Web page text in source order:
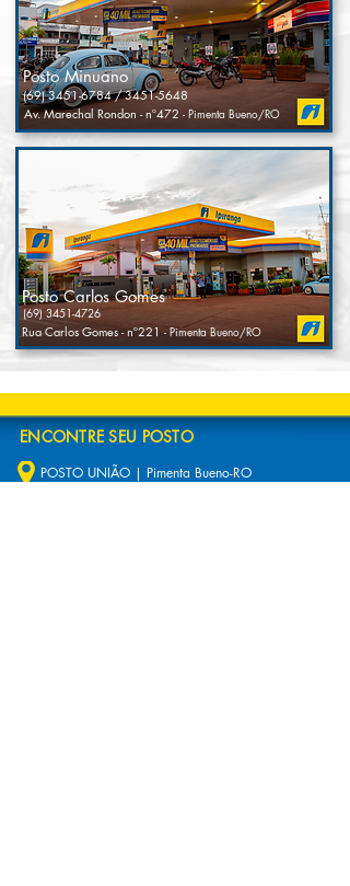
Av. Marechal Rondon - nº472 - Pimenta Bueno/RO
(69) 3451-6784/3451-5648
Posto Minuano
Rua Carlos Gomes - nº221 - Pimenta Bueno/RO
Posto Carlos Gomes
(69) 3451-4726
ENCONTRE SEU POSTO
POSTO UNIÃO | Pimenta Bueno-RO